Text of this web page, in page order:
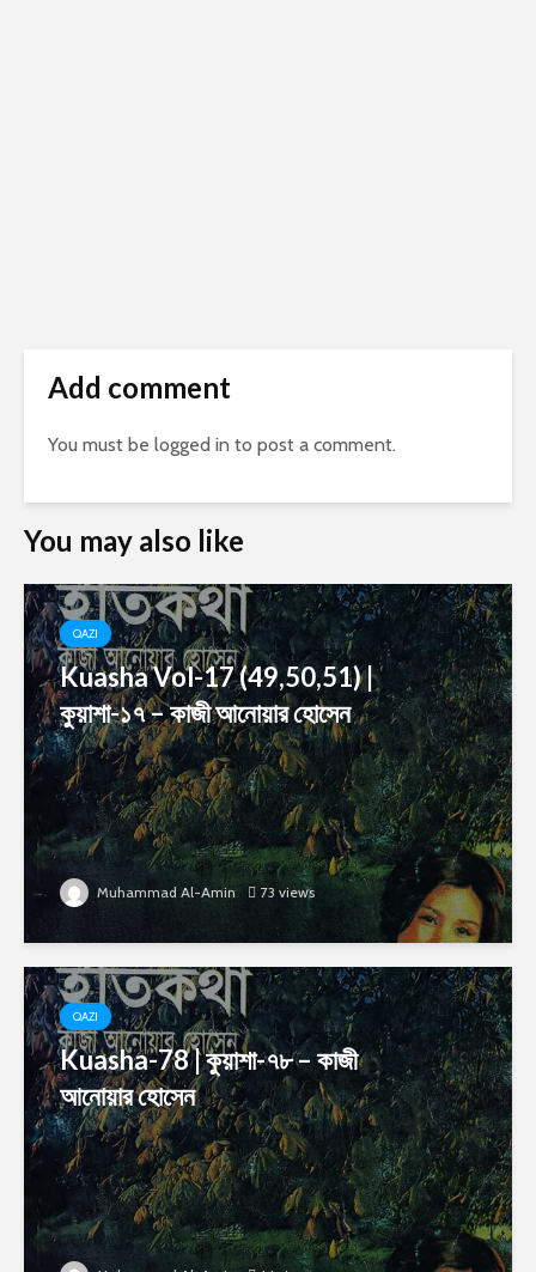
Add comment
You must be logged in to post a comment.
You may also like
QAZI
Kuasha Vol-17 (49,50,51) |
কুয়াশা-১৭ – কাজী আনোয়ার হোসেন
Muhammad Al-Amin 73 views
QAZI
Kuasha-78 | কুয়াশা-৭৮ – কাজী
আনোয়ার হোসেন